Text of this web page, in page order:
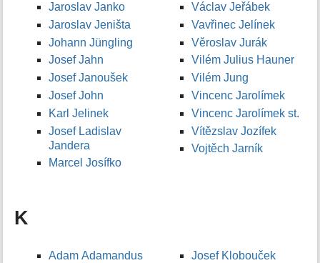
Jaroslav Janko
Jaroslav Jeništa
Johann Jüngling
Josef Jahn
Josef Janoušek
Josef John
Karl Jelinek
Josef Ladislav
Jandera
Marcel Josífko
Václav Jeřábek
Vavřinec Jelínek
Věroslav Jurák
Vilém Julius Hauner
Vilém Jung
Vincenc Jarolímek
Vincenc Jarolímek st.
Vítězslav Jozífek
Vojtěch Jarník
K
Adam Adamandus
Josef Klobouček